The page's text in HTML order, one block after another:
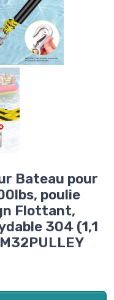
Bateau pour
poulie
Flottant,
304 (1,1